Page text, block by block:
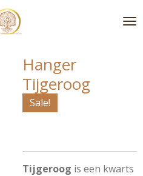
Hanger
Tijgeroog
Sale!
Tijgeroog is een kwarts